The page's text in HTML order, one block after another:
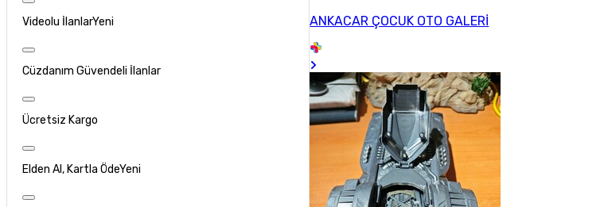
Videolu İlanlarYeni
Cüzdanım Güvendeli İlanlar
Ücretsiz Kargo
Elden Al, Kartla ÖdeYeni
ANKACAR ÇOCUK OTO GALERİ